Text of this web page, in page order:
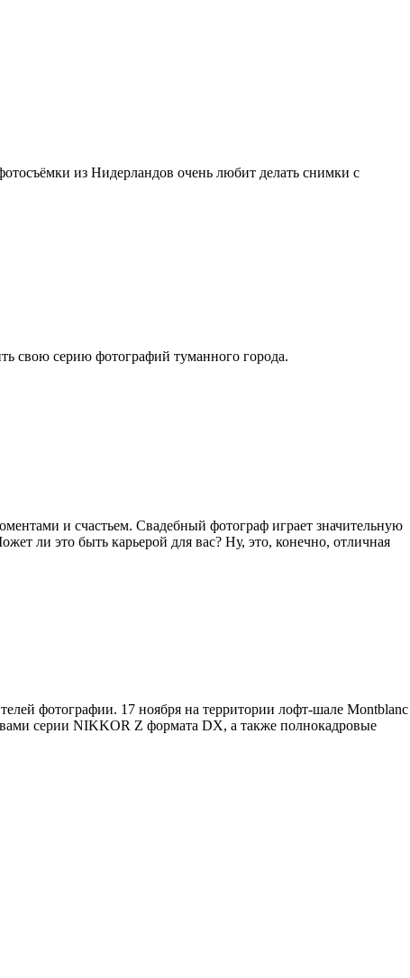
из Нидерландов очень любит делать снимки с
свою серию фотографий туманного города.
и счастьем. Свадебный фотограф играет значительную
ли это быть карьерой для вас? Ну, это, конечно, отличная
фотографии. 17 ноября на территории лофт-шале Montblanc
серии NIKKOR Z формата DX, а также полнокадровые